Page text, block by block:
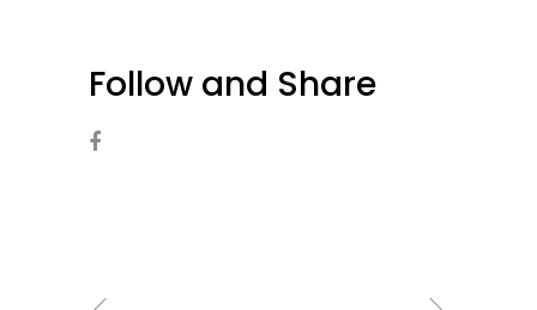
Follow and Share